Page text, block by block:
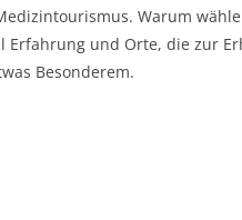
Warum
und Orte, die zur
Besonderem.